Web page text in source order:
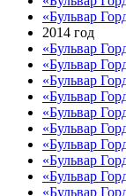
«Бульвар
2014 год
«Бульвар
«Бульвар
«Бульвар
«Бульвар
«Бульвар
«Бульвар
«Бульвар
«Бульвар
«Бульвар
«Бульвар